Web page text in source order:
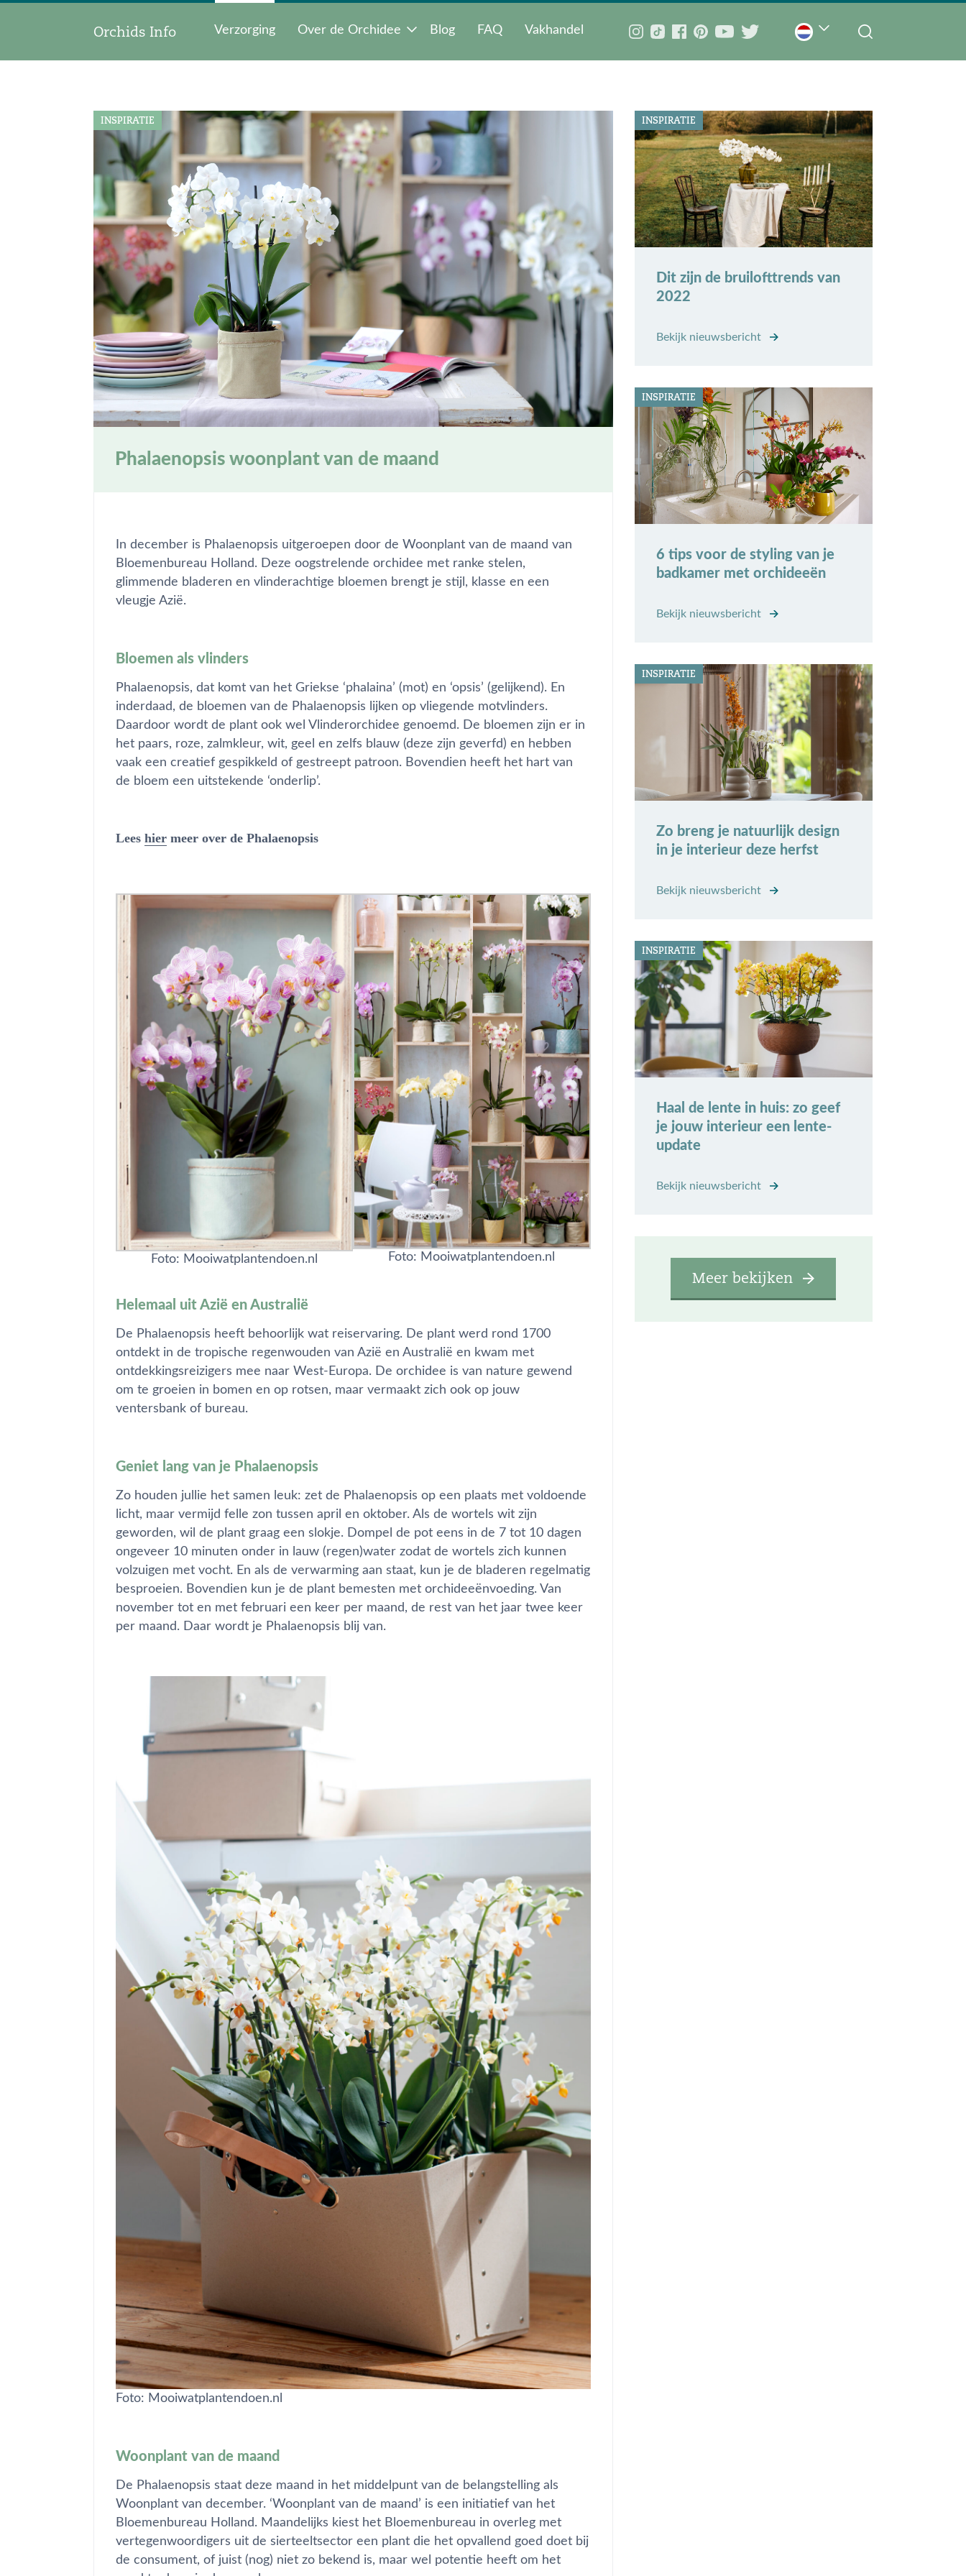
Orchids Info Verzorging Over de Orchidee Blog FAQ Vakhandel
INSPIRATIE
Phalaenopsis woonplant van de maand
In december is Phalaenopsis uitgeroepen door de Woonplant van de maand van
Bloemenbureau Holland. Deze oogstrelende orchidee met ranke stelen,
glimmende bladeren en vlinderachtige bloemen brengt je stijl, klasse en een
vleugje Azië.
Bloemen als vlinders
Phalaenopsis, dat komt van het Griekse ‘phalaina’ (mot) en ‘opsis’ (gelijkend). En
inderdaad, de bloemen van de Phalaenopsis lijken op vliegende motvlinders.
Daardoor wordt de plant ook wel Vlinderorchidee genoemd. De bloemen zijn er in
het paars, roze, zalmkleur, wit, geel en zelfs blauw (deze zijn geverfd) en hebben
vaak een creatief gespikkeld of gestreept patroon. Bovendien heeft het hart van
de bloem een uitstekende ‘onderlip’.
Lees hier meer over de Phalaenopsis
Foto: Mooiwatplantendoen.nl Foto: Mooiwatplantendoen.nl
Helemaal uit Azië en Australië
De Phalaenopsis heeft behoorlijk wat reiservaring. De plant werd rond 1700
ontdekt in de tropische regenwouden van Azië en Australië en kwam met
ontdekkingsreizigers mee naar West-Europa. De orchidee is van nature gewend
om te groeien in bomen en op rotsen, maar vermaakt zich ook op jouw
ventersbank of bureau.
Geniet lang van je Phalaenopsis
Zo houden jullie het samen leuk: zet de Phalaenopsis op een plaats met voldoende
licht, maar vermijd felle zon tussen april en oktober. Als de wortels wit zijn
geworden, wil de plant graag een slokje. Dompel de pot eens in de 7 tot 10 dagen
ongeveer 10 minuten onder in lauw (regen)water zodat de wortels zich kunnen
volzuigen met vocht. En als de verwarming aan staat, kun je de bladeren regelmatig
besproeien. Bovendien kun je de plant bemesten met orchideeënvoeding. Van
november tot en met februari een keer per maand, de rest van het jaar twee keer
per maand. Daar wordt je Phalaenopsis blij van.
Foto: Mooiwatplantendoen.nl
Woonplant van de maand
De Phalaenopsis staat deze maand in het middelpunt van de belangstelling als
Woonplant van december. ‘Woonplant van de maand’ is een initiatief van het
Bloemenbureau Holland. Maandelijks kiest het Bloemenbureau in overleg met
vertegenwoordigers uit de sierteeltsector een plant die het opvallend goed doet bij
de consument, of juist (nog) niet zo bekend is, maar wel potentie heeft om het
INSPIRATIE
Dit zijn de bruilofttrends van
2022
Bekijk nieuwsbericht
INSPIRATIE
6 tips voor de styling van je
badkamer met orchideeën
Bekijk nieuwsbericht
INSPIRATIE
Zo breng je natuurlijk design
in je interieur deze herfst
Bekijk nieuwsbericht
INSPIRATIE
Haal de lente in huis: zo geef
je jouw interieur een lente-
update
Bekijk nieuwsbericht
Meer bekijken